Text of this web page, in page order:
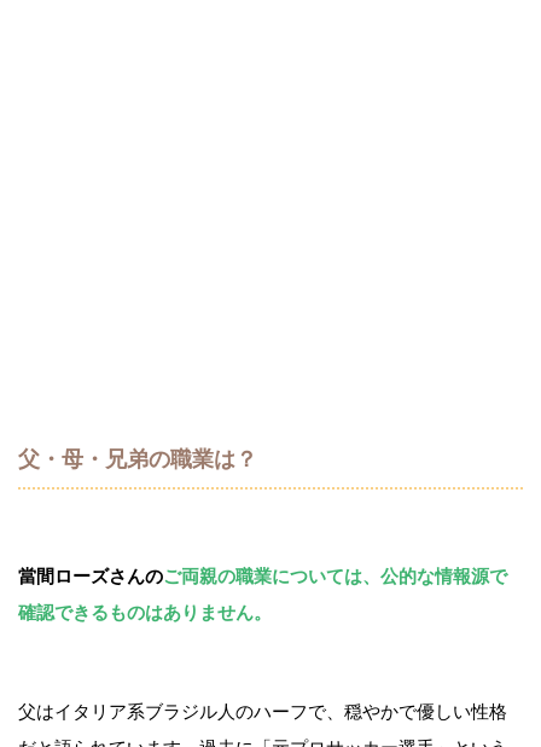
父・母・兄弟の職業は？
當間ローズさんのご両親の職業については、公的な情報源で
確認できるものはありません。
父はイタリア系ブラジル人のハーフで、穏やかで優しい性格